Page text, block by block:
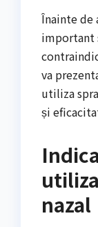
Înainte de
important
va
utiliza
și
nazal